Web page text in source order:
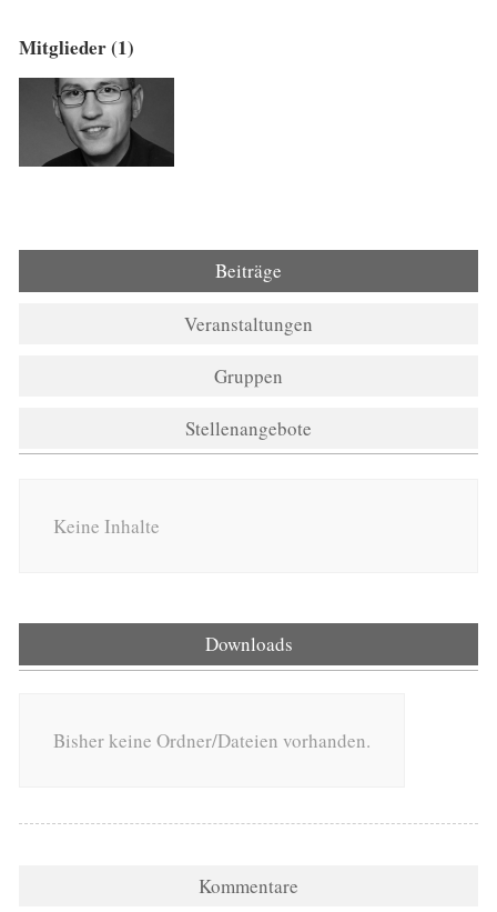
Mitglieder (1)
Beiträge
Veranstaltungen
Gruppen
Stellenangebote
Keine Inhalte
Downloads
Bisher keine Ordner/Dateien vorhanden.
Kommentare